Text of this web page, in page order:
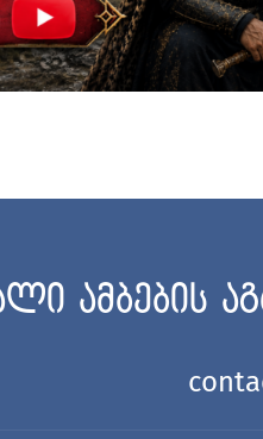
ამბების